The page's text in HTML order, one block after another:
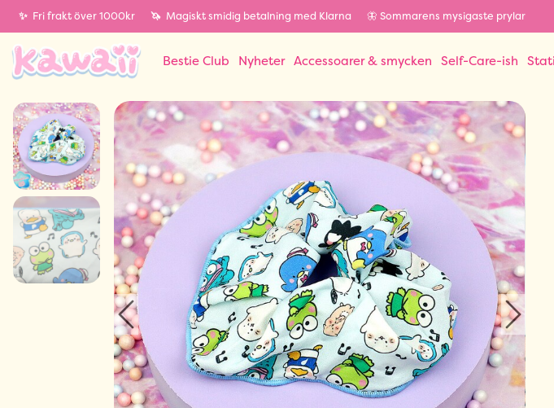
✨ Fri frakt över 1000kr 🦄 Magiskt smidig betalning med Klarna 🦋 Sommarens mysigaste prylar
Bestie Club Nyheter Accessoarer & smycken Self-Care-ish